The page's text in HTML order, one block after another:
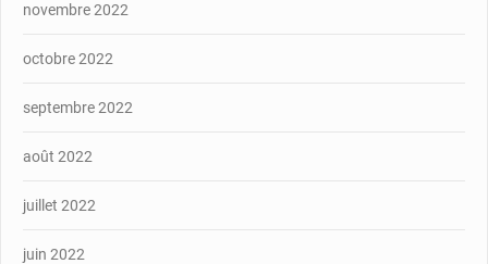
novembre 2022
octobre 2022
septembre 2022
août 2022
juillet 2022
juin 2022